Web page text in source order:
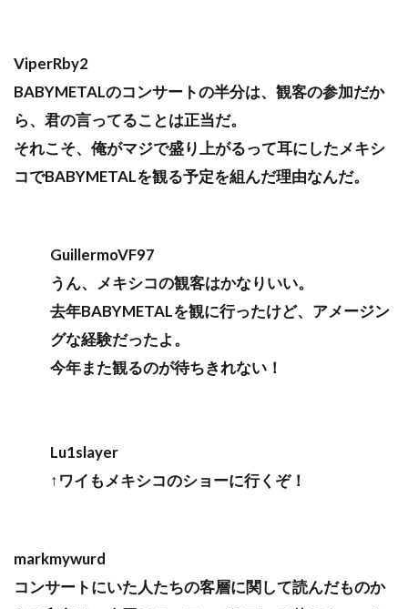
ViperRby2
BABYMETALのコンサートの半分は、観客の参加だか
ら、君の言ってることは正当だ。
それこそ、俺がマジで盛り上がるって耳にしたメキシ
コでBABYMETALを観る予定を組んだ理由なんだ。
GuillermoVF97
うん、メキシコの観客はかなりいい。
去年BABYMETALを観に行ったけど、アメージン
グな経験だったよ。
今年また観るのが待ちきれない！
Lu1slayer
↑ワイもメキシコのショーに行くぞ！
markmywurd
コンサートにいた人たちの客層に関して読んだものか